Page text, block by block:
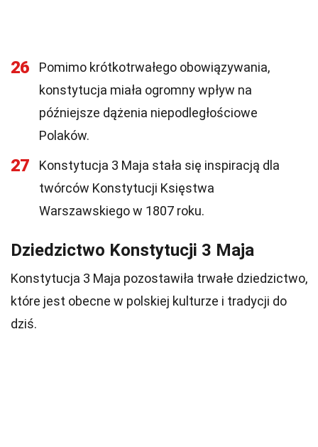
26
Pomimo krótkotrwałego obowiązywania,
konstytucja miała ogromny wpływ na
późniejsze dążenia niepodległościowe
Polaków.
27
Konstytucja 3 Maja stała się inspiracją dla
twórców Konstytucji Księstwa
Warszawskiego w 1807 roku.
Dziedzictwo Konstytucji 3 Maja
Konstytucja 3 Maja pozostawiła trwałe dziedzictwo,
które jest obecne w polskiej kulturze i tradycji do
dziś.